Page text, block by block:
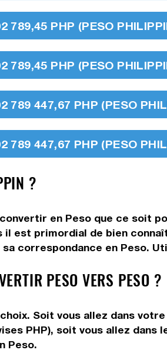
789,45 PHP (PESO
789,45 PHP (PESO
789 447,67 PHP (PESO
789 447,67 PHP (PESO
?
en Peso que ce soit
est primordial de bien
correspondance en Peso.
PESO VERS PESO ?
Soit vous allez dans
PHP), soit vous allez dans
Peso.